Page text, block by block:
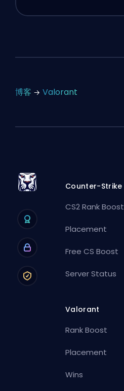
博客 Valorant
Counter-Strike
CS2 Rank Boost
Placement
Free CS Boost
Server Status
Valorant
Rank Boost
Placement
Wins